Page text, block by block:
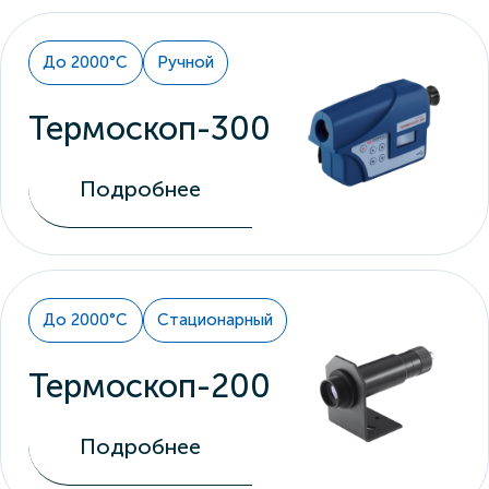
До 2000°С Ручной
Термоскоп-300
Подробнее
До 2000°С Стационарный
Термоскоп-200
Подробнее